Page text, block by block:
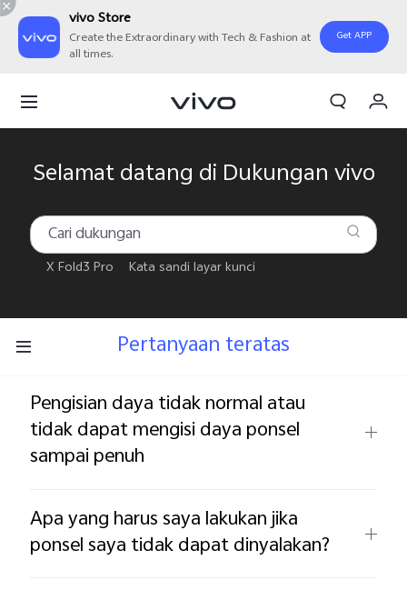
vivo Store
Create the Extraordinary with Tech & Fashion at
all times.
Get APP
Indonesia | Pilih negara/wilayah
Selamat datang di Dukungan vivo
X Fold3 Pro Kata sandi layar kunci
Pertanyaan teratas
Pengisian daya tidak normal atau
tidak dapat mengisi daya ponsel
sampai penuh
Apa yang harus saya lakukan jika
ponsel saya tidak dapat dinyalakan?